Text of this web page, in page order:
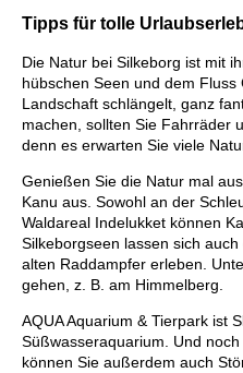
Tipps für tolle
Die Natur bei Silkeborg ist mit
hübschen Seen und dem
Landschaft schlängelt, ganz
machen, sollten Sie Fahrräder
denn es erwarten Sie viele
Genießen Sie die Natur mal
Kanu aus. Sowohl an der
Waldareal Indelukket können
Silkeborgseen lassen sich
alten Raddampfer erleben.
gehen, z. B. am Himmelberg.
AQUA Aquarium & Tierpark ist
Süßwasseraquarium. Und
können Sie außerdem auch